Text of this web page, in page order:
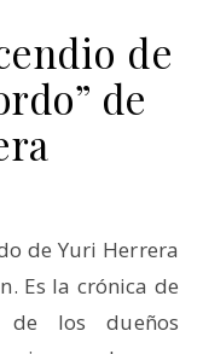
de
de
Es la crónica de
los dueños